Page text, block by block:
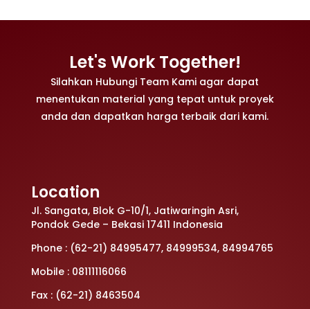
Let's Work Together!
Silahkan Hubungi Team Kami agar dapat
menentukan material yang tepat untuk proyek
anda dan dapatkan harga terbaik dari kami.
Location
Jl. Sangata, Blok G-10/1, Jatiwaringin Asri,
Pondok Gede – Bekasi 17411 Indonesia
Phone : (62-21) 84995477, 84999534, 84994765
Mobile : 08111116066
Fax : (62-21) 8463504